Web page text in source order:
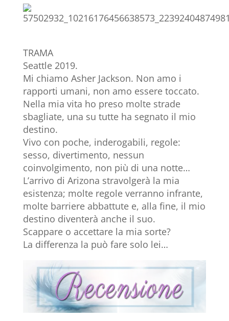
TRAMA
Seattle 2019.
Mi chiamo Asher Jackson. Non amo i
rapporti umani, non amo essere toccato.
Nella mia vita ho preso molte strade
sbagliate, una su tutte ha segnato il mio
destino.
Vivo con poche, inderogabili, regole:
sesso, divertimento, nessun
coinvolgimento, non più di una notte…
L’arrivo di Arizona stravolgerà la mia
esistenza; molte regole verranno infrante,
molte barriere abbattute e, alla fine, il mio
destino diventerà anche il suo.
Scappare o accettare la mia sorte?
La differenza la può fare solo lei…